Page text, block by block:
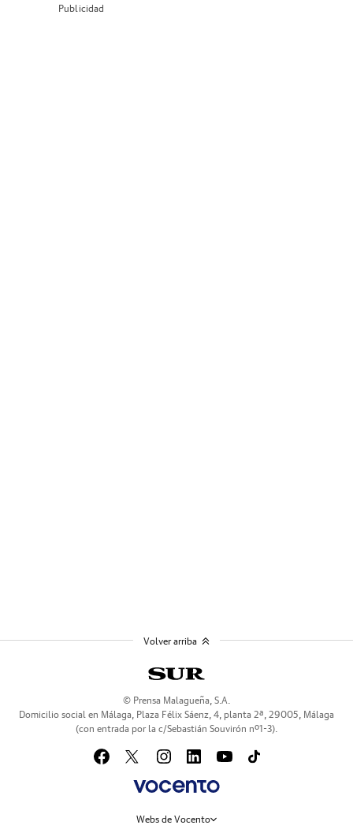
Publicidad
© Prensa Malagueña, S.A.
Domicilio social en Málaga, Plaza Félix Sáenz, 4, planta 2ª, 29005, Málaga
(con entrada por la c/Sebastián Souvirón nº1-3).
Webs de Vocento
Volver arriba